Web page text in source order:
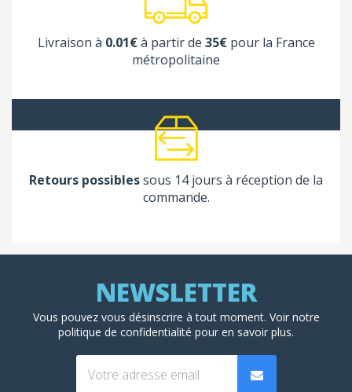
Livraison à 0.01€à partir de 35€pour la France
métropolitaine
Retours possiblessous 14 jours à réception de la
commande.
Vous pouvez vous désinscrire à tout moment. Voir notre
politique de confidentialité pour en savoir plus.